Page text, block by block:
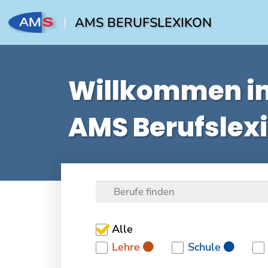
AMS BERUFSLEXIKON
Willkommen
AMS
Alle
Lehre
Schule